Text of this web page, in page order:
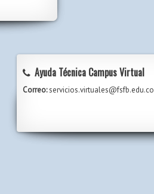
Ayuda Técnica Campus Virtual
Correo:servicios.virtuales@fsfb.edu.co